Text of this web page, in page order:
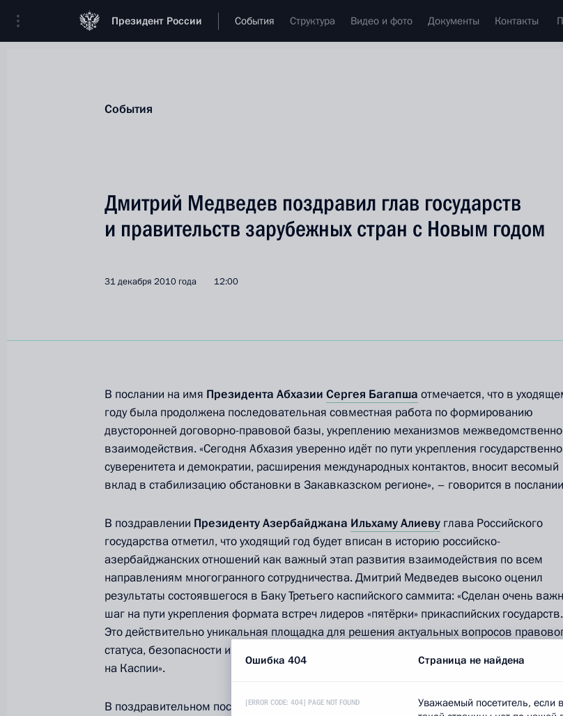
Президент России События Структура Видео и фото Документы Контакты
События
Дмитрий Медведев поздравил глав государств
и правительств зарубежных стран с Новым годом
31 декабря 2010 года 12:00
В послании на имя Президента Абхазии Сергея Багапша отмечается, что в
году была продолжена последовательная совместная работа по формированию
двусторонней договорно-правовой базы, укреплению механизмов
взаимодействия. «Сегодня Абхазия уверенно идёт по пути укрепления
суверенитета и демократии, расширения международных контактов, вносит весомый
вклад в стабилизацию обстановки в Закавказском регионе», – говорится в
В поздравлении Президенту Азербайджана Ильхаму Алиеву глава Российского
государства отметил, что уходящий год будет вписан в историю российско-
азербайджанских отношений как важный этап развития взаимодействия по всем
направлениям многогранного сотрудничества. Дмитрий Медведев высоко оценил
результаты состоявшегося в Баку Третьего каспийского саммита: «Сделан очень
шаг на пути укрепления формата встреч лидеров «пятёрки» прикаспийских государств.
Это действительно уникальная площадка для решения актуальных вопросов
статуса, безопасности и экологически обоснованной экономической деятельности
на Каспии».
В поздравительном посланииПрезиденту Армении Сержу Саргсяну глава
Ошибка 404 Страница не найдена
[ERROR CODE: 404] PAGE NOT FOUND
Уважаемый посетитель, если